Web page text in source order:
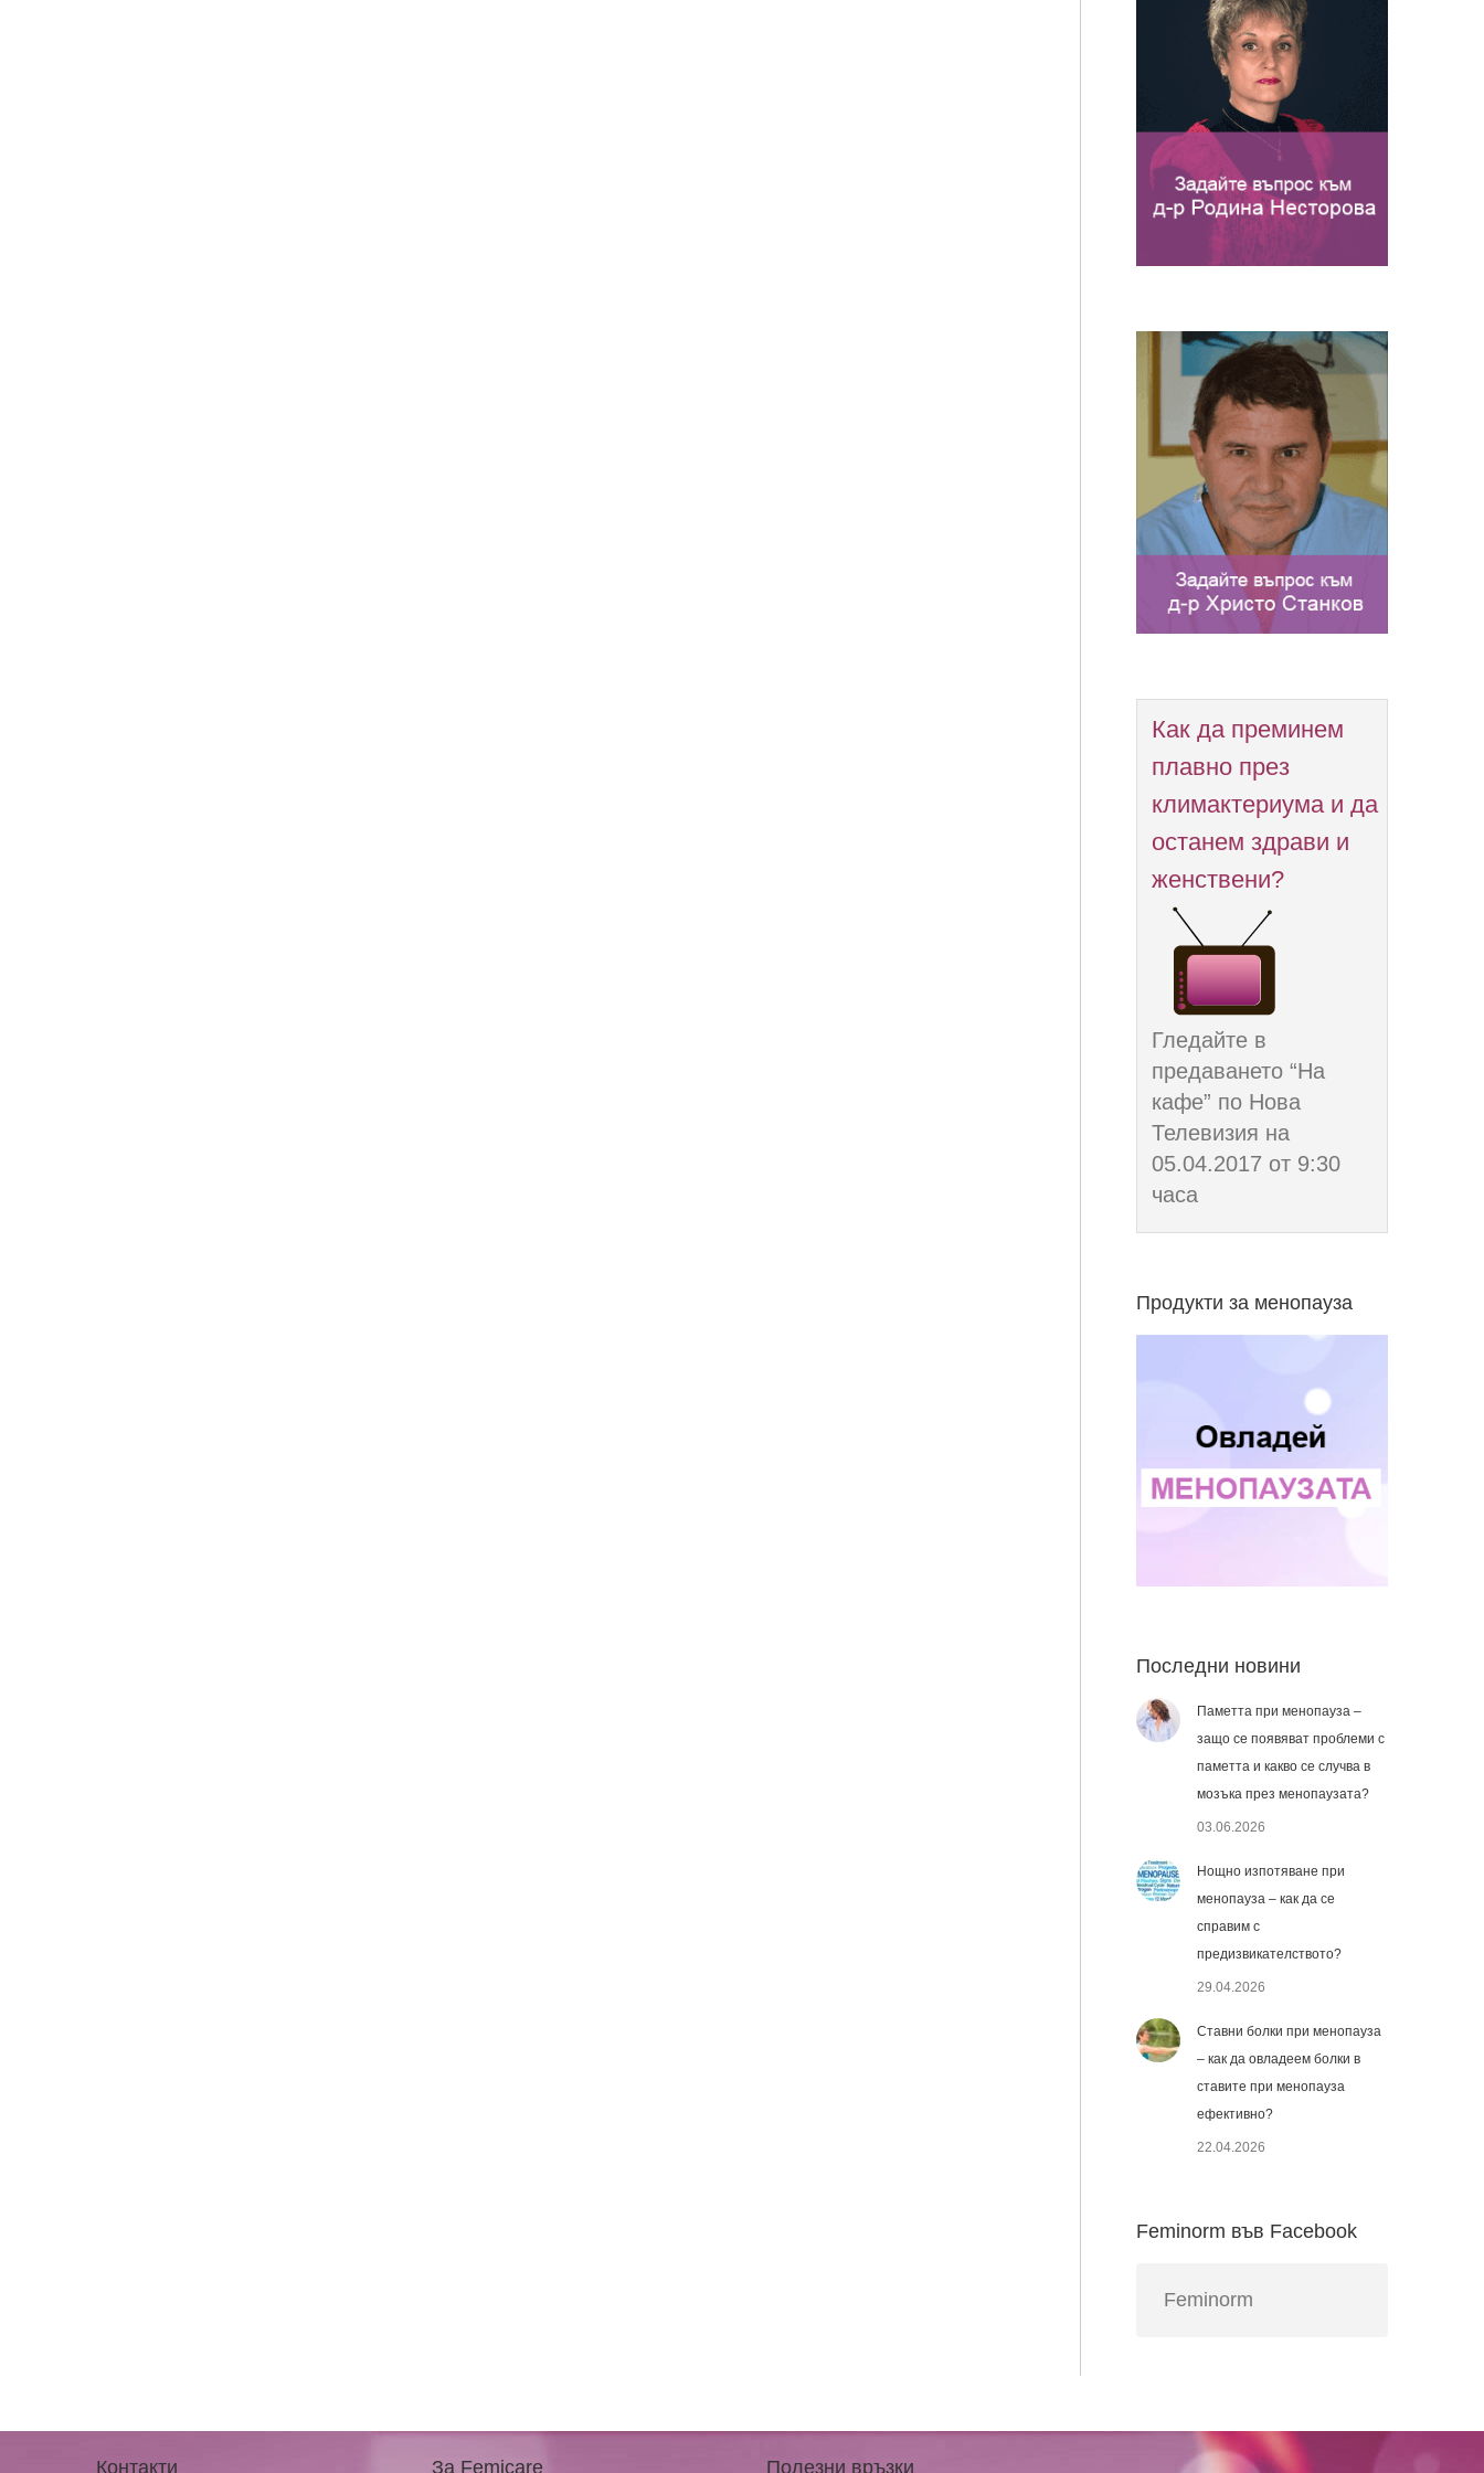
Как да преминем
плавно през
климактериума и да
останем здрави и
женствени?
Гледайте в
предаването “На
кафе” по Нова
Телевизия на
05.04.2017 от 9:30
часа
Продукти за менопауза
Последни новини
Паметта при менопауза –
защо се появяват проблеми с
паметта и какво се случва в
мозъка през менопаузата?
03.06.2026
Нощно изпотяване при
менопауза – как да се
справим с
предизвикателството?
29.04.2026
Ставни болки при менопауза
– как да овладеем болки в
ставите при менопауза
ефективно?
22.04.2026
Feminorm във Facebook
Feminorm
Контакти За Femicare Полезни връзки